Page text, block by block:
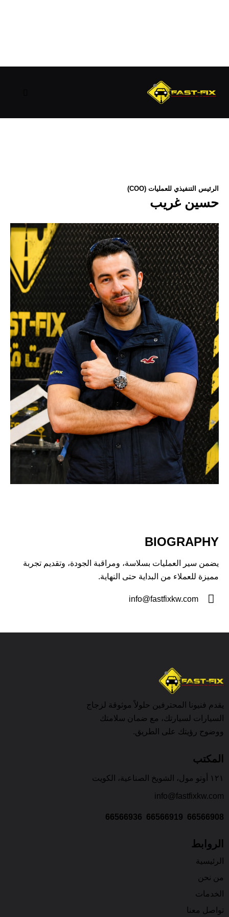
الرئيس التنفيذي للعمليات (COO)
حسين غريب
BIOGRAPHY
يضمن سير العمليات بسلاسة، ومراقبة الجودة، وتقديم تجربة
مميزة للعملاء من البداية حتى النهاية.
info@fastfixkw.com
يقدم فنيونا المحترفين حلولاً موثوقة لزجاج
السيارات لسيارتك، مع ضمان سلامتك
ووضوح رؤيتك على الطريق.
المكتب
١٢١ أوتو مول، الشويخ الصناعية، الكويت
info@fastfixkw.com
66566908
66566919
66566936
الروابط
الرئيسية
من نحن
الخدمات
تواصل معنا